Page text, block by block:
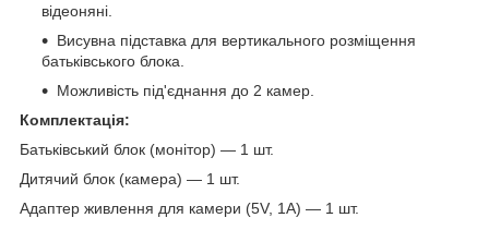
відеоняні.
Висувна підставка для вертикального розміщення
батьківського блока.
Можливість під'єднання до 2 камер.
Комплектація:
Батьківський блок (монітор) — 1 шт.
Дитячий блок (камера) — 1 шт.
Адаптер живлення для камери (5V, 1A) — 1 шт.